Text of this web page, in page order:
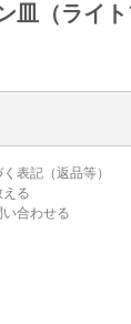
皿（ライト
表記（返品等）
る
合わせる